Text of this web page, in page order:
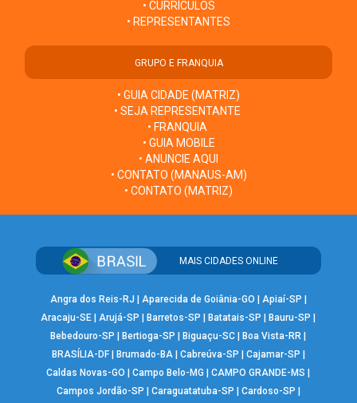
• CURRÍCULOS
• REPRESENTANTES
GRUPO E FRANQUIA
• GUIA CIDADE (MATRIZ)
• SEJA REPRESENTANTE
• FRANQUIA
• GUIA MOBILE
• ANUNCIE AQUI
• CONTATO (MANAUS-AM)
• CONTATO (MATRIZ)
MAIS CIDADES ONLINE
Angra dos Reis-RJ Aparecida de Goiânia-GO Apiaí-SP
Aracaju-SE |Arujá-SP Barretos-SP Batatais-SP Bauru-SP
Bebedouro-SP
Bertioga-SP Biguaçu-SC Boa Vista-RR
BRASÍLIA-DF| Brumado-BA| Cabreúva-SP Cajamar-SP
Caldas Novas-GO
|Campo Belo-MG |CAMPO GRANDE-MS
Campos Jordão-SP
Caraguatatuba-SP Cardoso-SP